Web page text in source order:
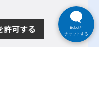
許可する
Bebotと
チャットする